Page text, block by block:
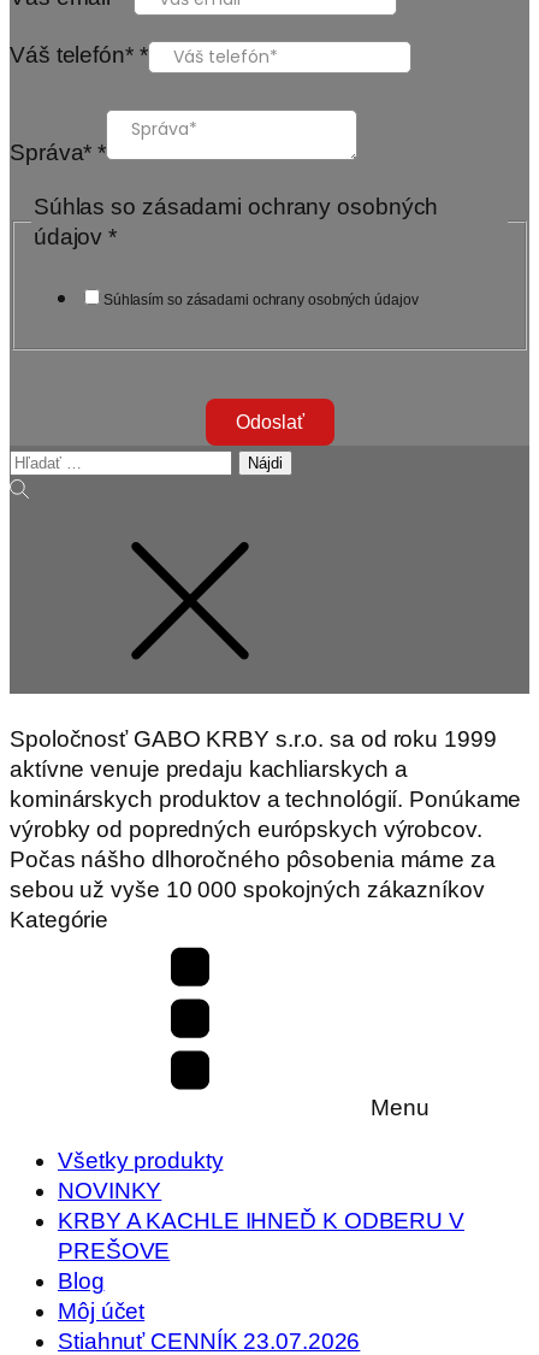
Váš telefón* *
Správa**
Súhlas so zásadami ochrany osobných
údajov*
Súhlasím so zásadami ochrany osobných údajov
Odoslať
Hľadať:
Spoločnosť GABO KRBY s.r.o. sa od roku 1999
aktívne venuje predaju kachliarskych a
kominárskych produktov a technológií. Ponúkame
výrobky od popredných európskych výrobcov.
Počas nášho dlhoročného pôsobenia máme za
sebou už vyše 10 000 spokojných zákazníkov
Kategórie
Menu
Všetky produkty
NOVINKY
KRBY A KACHLE IHNEĎ K ODBERU V
PREŠOVE
Blog
Môj účet
Stiahnuť CENNÍK 23.07.2026